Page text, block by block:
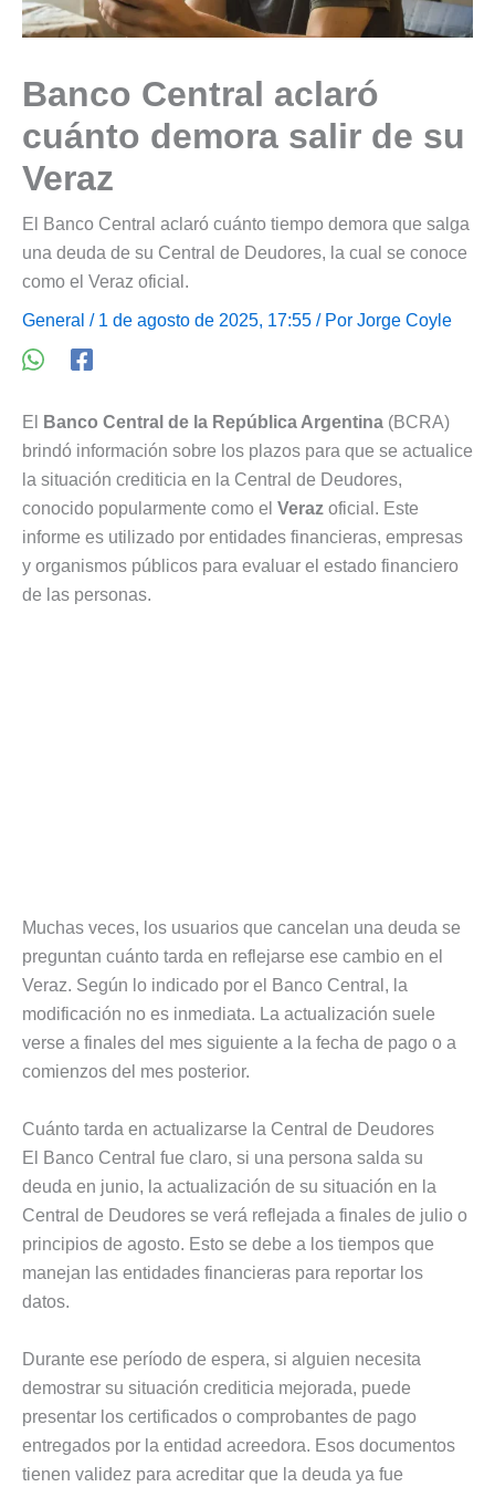
Banco Central aclaró
cuánto demora salir de su
Veraz
El Banco Central aclaró cuánto tiempo demora que salga
una deuda de su Central de Deudores, la cual se conoce
como el Veraz oficial.
General / 1 de agosto de 2025, 17:55 / Por Jorge Coyle
El Banco Central de la República Argentina (BCRA)
brindó información sobre los plazos para que se actualice
la situación crediticia en la Central de Deudores,
conocido popularmente como el Veraz oficial. Este
informe es utilizado por entidades financieras, empresas
y organismos públicos para evaluar el estado financiero
de las personas.
Muchas veces, los usuarios que cancelan una deuda se
preguntan cuánto tarda en reflejarse ese cambio en el
Veraz. Según lo indicado por el Banco Central, la
modificación no es inmediata. La actualización suele
verse a finales del mes siguiente a la fecha de pago o a
comienzos del mes posterior.
Cuánto tarda en actualizarse la Central de Deudores
El Banco Central fue claro, si una persona salda su
deuda en junio, la actualización de su situación en la
Central de Deudores se verá reflejada a finales de julio o
principios de agosto. Esto se debe a los tiempos que
manejan las entidades financieras para reportar los
datos.
Durante ese período de espera, si alguien necesita
demostrar su situación crediticia mejorada, puede
presentar los certificados o comprobantes de pago
entregados por la entidad acreedora. Esos documentos
tienen validez para acreditar que la deuda ya fue